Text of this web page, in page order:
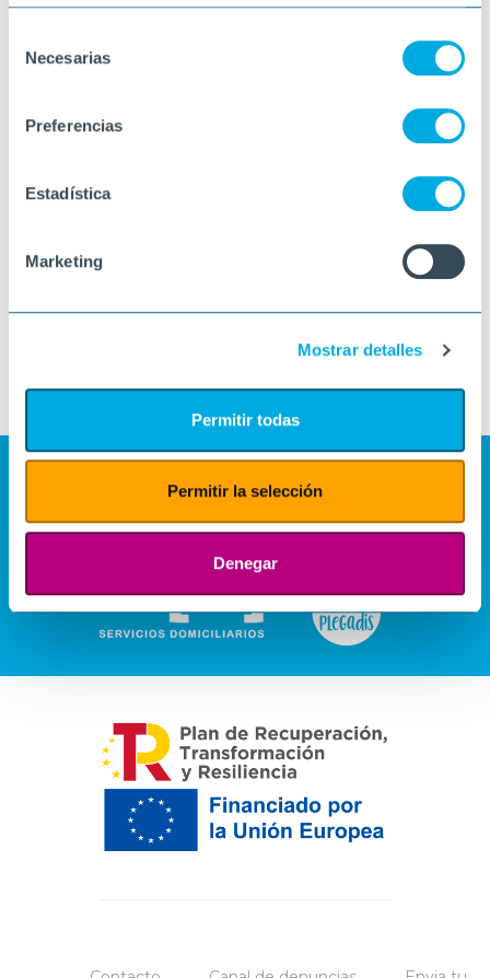
Necesarias
Preferencias
Estadística
Marketing
Mostrar detalles
Permitir todas
Permitir la selección
Denegar